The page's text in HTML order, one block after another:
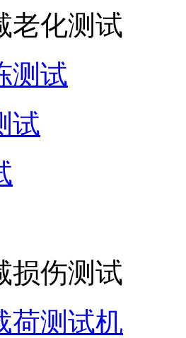
老化测试
测试
试
损伤测试
荷测试机